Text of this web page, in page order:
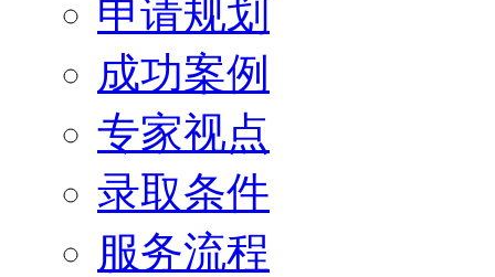
申请规划
成功案例
专家视点
录取条件
服务流程